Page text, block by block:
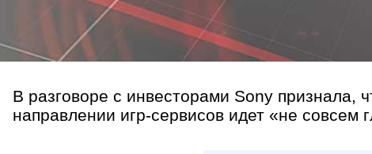
В разговоре с инвесторами Sony признала,
направлении игр-сервисов идет «не совсем